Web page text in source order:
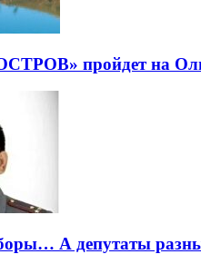
пройдет на
А депутаты